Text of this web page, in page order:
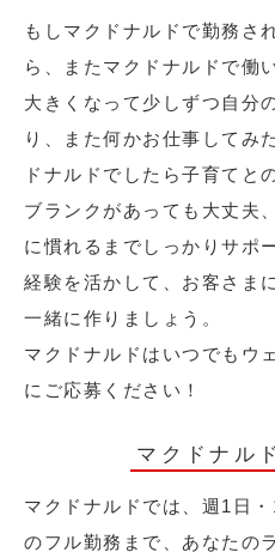
もしマクドナルドで勤務さ
ら、またマクドナルドで働
大きくなって少しずつ自分
り、また何かお仕事してみ
ドナルドでしたら子育てと
ブランクがあっても大丈夫
に慣れるまでしっかりサポ
経験を活かして、お客さま
一緒に作りましょう。
マクドナルドはいつでもウ
にご応募ください！
マクドナル
マクドナルドでは、週1日
のフル勤務まで、あなたの